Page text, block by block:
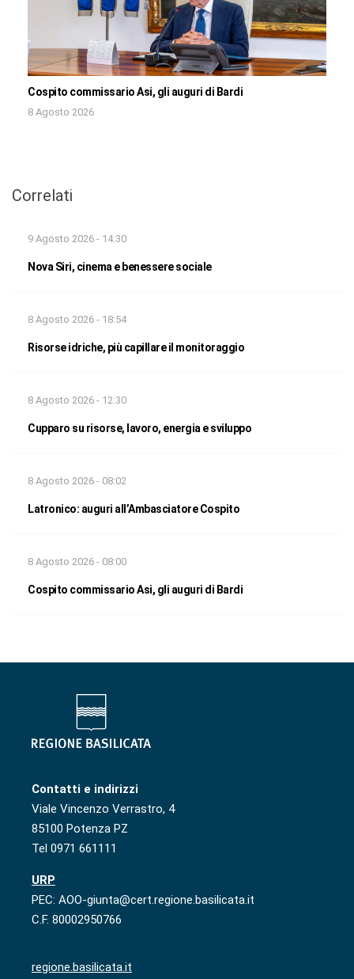
Cospito commissario Asi, gli auguri di Bardi
8 Agosto 2026
Correlati
9 Agosto 2026 - 14:30
Nova Siri, cinema e benessere sociale
8 Agosto 2026 - 18:54
Risorse idriche, più capillare il monitoraggio
8 Agosto 2026 - 12:30
Cupparo su risorse, lavoro, energia e sviluppo
8 Agosto 2026 - 08:02
Latronico: auguri all’Ambasciatore Cospito
8 Agosto 2026 - 08:00
Cospito commissario Asi, gli auguri di Bardi
Contatti e indirizzi
Viale Vincenzo Verrastro, 4
85100 Potenza PZ
Tel 0971 661111
URP
PEC: AOO-giunta@cert.regione.basilicata.it
C.F. 80002950766
regione.basilicata.it